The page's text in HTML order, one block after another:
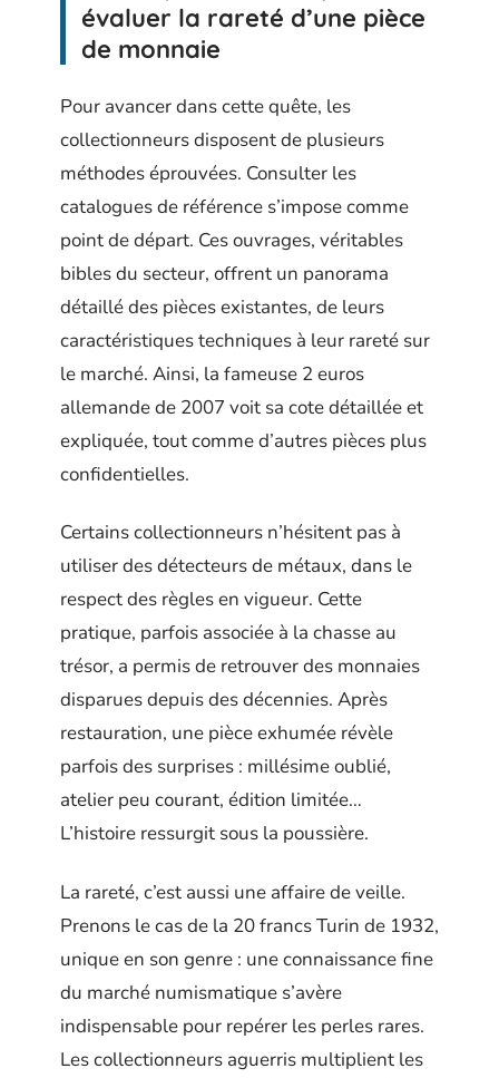
évaluer la rareté d’une pièce
de monnaie
Pour avancer dans cette quête, les
collectionneurs disposent de plusieurs
méthodes éprouvées. Consulter les
catalogues de référence s’impose comme
point de départ. Ces ouvrages, véritables
bibles du secteur, offrent un panorama
détaillé des pièces existantes, de leurs
caractéristiques techniques à leur rareté sur
le marché. Ainsi, la fameuse 2 euros
allemande de 2007 voit sa cote détaillée et
expliquée, tout comme d’autres pièces plus
confidentielles.
Certains collectionneurs n’hésitent pas à
utiliser des détecteurs de métaux, dans le
respect des règles en vigueur. Cette
pratique, parfois associée à la chasse au
trésor, a permis de retrouver des monnaies
disparues depuis des décennies. Après
restauration, une pièce exhumée révèle
parfois des surprises : millésime oublié,
atelier peu courant, édition limitée…
L’histoire ressurgit sous la poussière.
La rareté, c’est aussi une affaire de veille.
Prenons le cas de la 20 francs Turin de 1932,
unique en son genre : une connaissance fine
du marché numismatique s’avère
indispensable pour repérer les perles rares.
Les collectionneurs aguerris multiplient les